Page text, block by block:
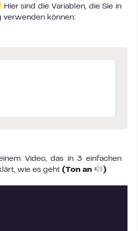
Hier sind die Variablen, die Sie in
verwenden können:
Video, das in 3 einfachen
wie es geht (Ton an )